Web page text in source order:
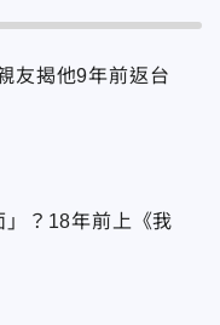
友揭他9年前返台
？18年前上《我